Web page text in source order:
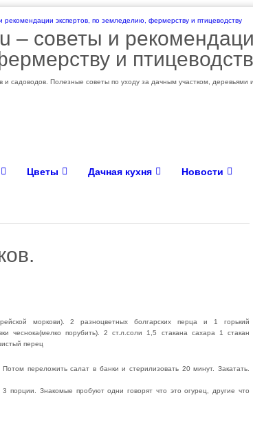
– cоветы и
и
садоводов. Полезные советы по уходу за дачным участком,
Цветы Дачная кухня Новости
моркови). 2 разноцветных болгарских перца и 1 горький
чеснока(мелко порубить). 2 ст.л.соли 1,5 стакана сахара 1 стакан
перец
переложить салат в банки и стерилизовать 20 минут. Закатать.
3 порции. Знакомые пробуют одни говорят что это огурец, другие что